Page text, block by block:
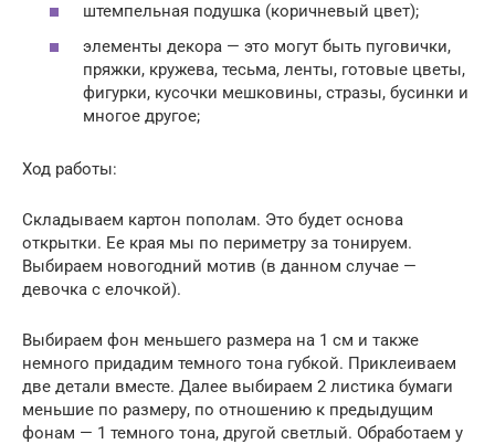
штемпельная подушка (коричневый цвет);
элементы декора — это могут быть пуговички,
пряжки, кружева, тесьма, ленты, готовые цветы,
фигурки, кусочки мешковины, стразы, бусинки и
многое другое;
Ход работы:
Складываем картон пополам. Это будет основа
открытки. Ее края мы по периметру за тонируем.
Выбираем новогодний мотив (в данном случае —
девочка с елочкой).
Выбираем фон меньшего размера на 1 см и также
немного придадим темного тона губкой. Приклеиваем
две детали вместе. Далее выбираем 2 листика бумаги
меньшие по размеру, по отношению к предыдущим
фонам — 1 темного тона, другой светлый. Обработаем у